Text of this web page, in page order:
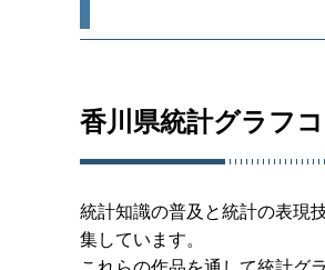
香川県統計グラフ
統計知識の普及と統計の表現
集しています。